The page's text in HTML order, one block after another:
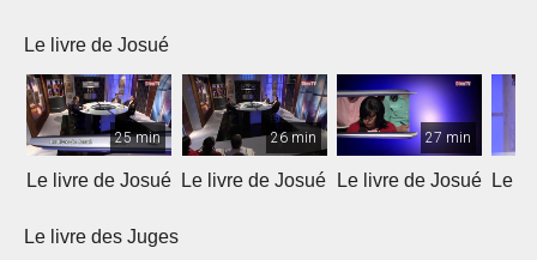
Le livre de Josué
25 min
Le livre de Josué
26 min
Le livre de Josué
27 min
Le livre de Josué Le
Le livre des Juges